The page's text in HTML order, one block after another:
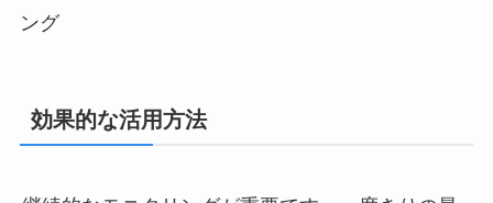
ング
効果的な活用方法